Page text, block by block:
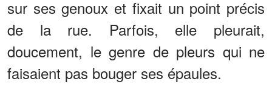
sur ses genoux et fixait un point précis
de la rue. Parfois, elle pleurait,
doucement, le genre de pleurs qui ne
faisaient pas bouger ses épaules.